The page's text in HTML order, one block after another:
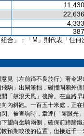
合」；「M」則代表「任何
見（左前蹄不良於行）著令
駒」出閘笨拙，碰撞閘廂外
「鼓浪天風」後蹄。在直路
內斜跑。一百五十米處，正
。被查詢時，韋達(「勝眼光
望向坐騎兩側，確保前蹄蹄
預期較後的位置，但接近千